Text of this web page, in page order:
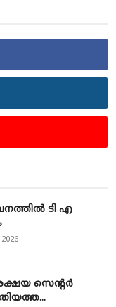
ടി എ
2026
സെന്റർ